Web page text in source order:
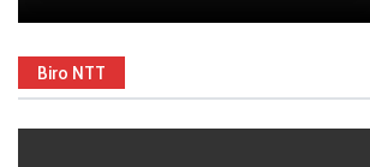
Biro NTT